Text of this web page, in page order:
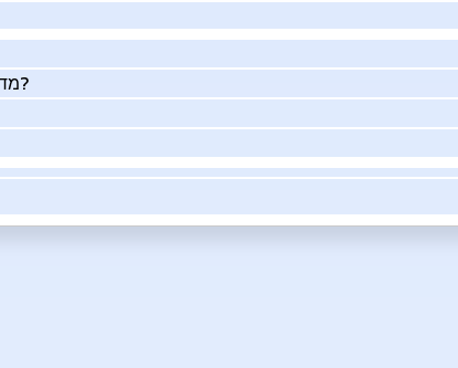
מדוע למכור את העסק שלך בעזרתנו?